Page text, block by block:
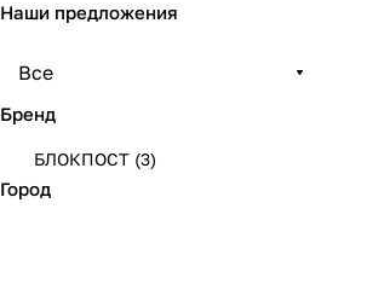
Наши предложения
Все
Бренд
БЛОКПОСТ (3)
Город